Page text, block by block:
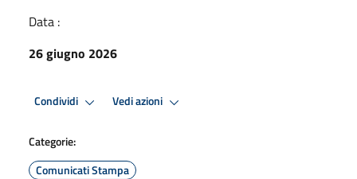
Data :
26 giugno 2026
Condividi Vedi azioni
Categorie:
Comunicati Stampa